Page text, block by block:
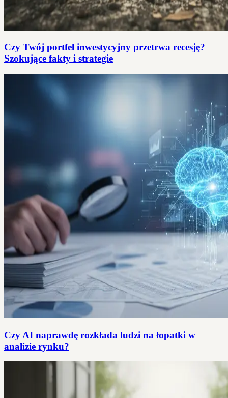
Czy Twój portfel inwestycyjny przetrwa recesję?
Szokujące fakty i strategie
Czy AI naprawdę rozkłada ludzi na łopatki w
analizie rynku?